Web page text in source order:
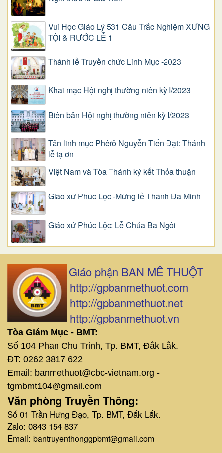
Vui Học Giáo Lý 531 Câu Trắc Nghiệm XƯNG
TỘI & RƯỚC LỄ 1
Thánh lễ Truyền chức Linh Mục -2023
Khai mạc Hội nghị thường niên kỳ I/2023
Biên bản Hội nghị thường niên kỳ I/2023
Tân linh mục Phêrô Nguyễn Tiến Đạt: Thánh
lễ tạ ơn
Việt Nam và Tòa Thánh ký kết Thỏa thuận
Giáo xứ Phúc Lộc -Mừng lễ Thánh Đa Minh
Giáo xứ Phúc Lộc: Lễ Chúa Ba Ngôi
Giáo phận BAN MÊ THUỘT
http://gpbanmethuot.com
http://gpbanmethuot.net
http://gpbanmethuot.vn
Tòa Giám Mục - BMT:
Số 104 Phan Chu Trinh, Tp. BMT, Đắk Lắk.
ĐT: 0262 3817 622
Email: banmethuot@cbc-vietnam.org -
tgmbmt104@gmail.com
Văn phòng Truyền Thông:
Số 01 Trần Hưng Đạo, Tp. BMT, Đắk Lắk.
Zalo: 0843 154 837
Email: bantruyenthonggpbmt@gmail.com